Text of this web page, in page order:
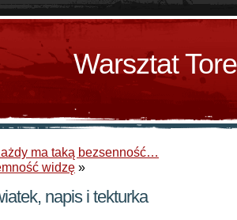
Warsztat
ma taką bezsenność…
widzę »
napis i tekturka